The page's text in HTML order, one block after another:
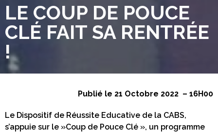
LE COUP DE POUCE
CLÉ FAIT SA RENTRÉE
!
Publié le 21 Octobre 2022 – 16H00
Le Dispositif de Réussite Educative de la CABS,
s’appuie sur le »Coup de Pouce Clé », un programme